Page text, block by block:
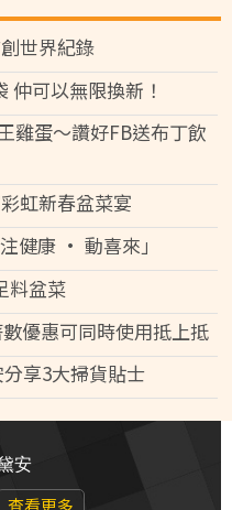
世界紀錄
可以無限換新！
雞蛋～讚好FB送布丁飲
虹新春盆菜宴
健康 • 動喜來」
料盆菜
優惠可同時使用抵上抵
享3大掃貨貼士
安